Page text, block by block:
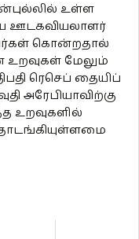
உள்ள
ஊடகவியலாளர்
கொன்றதால்
உறவுகள் மேலும்
ரெசெப் தையிப்
அரேபியாவிற்கு